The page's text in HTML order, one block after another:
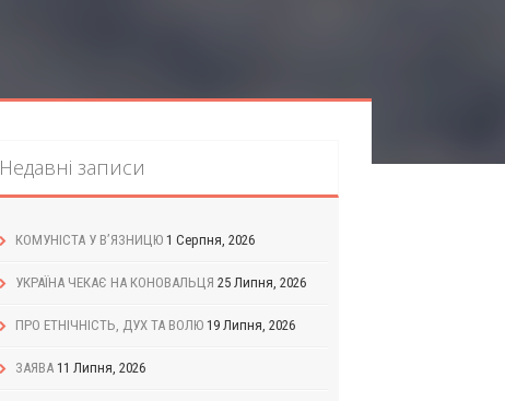
Недавні записи
КОМУНІСТА У В’ЯЗНИЦЮ 1 Серпня, 2026
УКРАЇНА ЧЕКАЄ НА КОНОВАЛЬЦЯ 25 Липня, 2026
ПРО ЕТНІЧНІСТЬ, ДУХ ТА ВОЛЮ 19 Липня, 2026
ЗАЯВА 11 Липня, 2026